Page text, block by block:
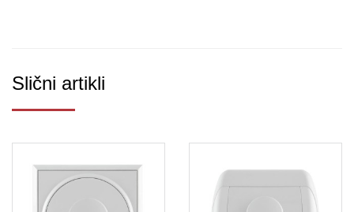
Slični artikli